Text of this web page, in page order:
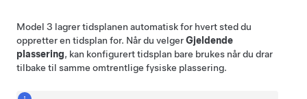
Model 3 lagrer tidsplanen automatisk for hvert sted du
oppretter en tidsplan for. Når du velgerGjeldende
plassering, kan konfigurert tidsplan bare brukes når du drar
tilbake til samme omtrentlige fysiske plassering.